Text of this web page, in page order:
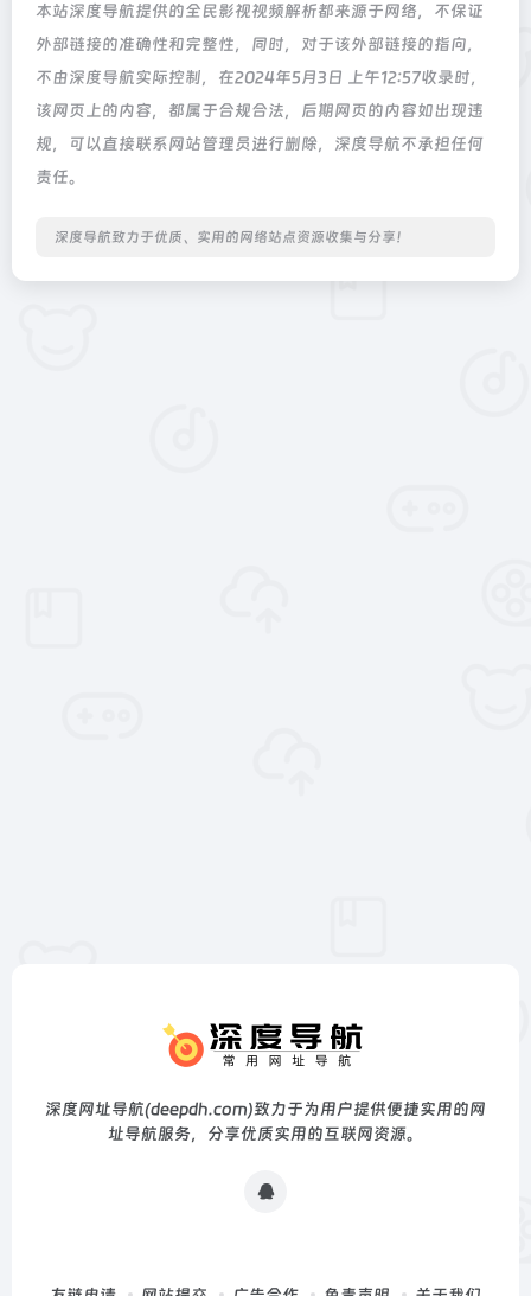
本站深度导航提供的全民影视视频解析都来源于网络，不保证
外部链接的准确性和完整性，同时，对于该外部链接的指向，
不由深度导航实际控制，在2024年5月3日 上午12:57收录时，
该网页上的内容，都属于合规合法，后期网页的内容如出现违
规，可以直接联系网站管理员进行删除，深度导航不承担任何
责任。
深度导航致力于优质、实用的网络站点资源收集与分享！
深度网址导航(deepdh.com)致力于为用户提供便捷实用的网
址导航服务，分享优质实用的互联网资源。